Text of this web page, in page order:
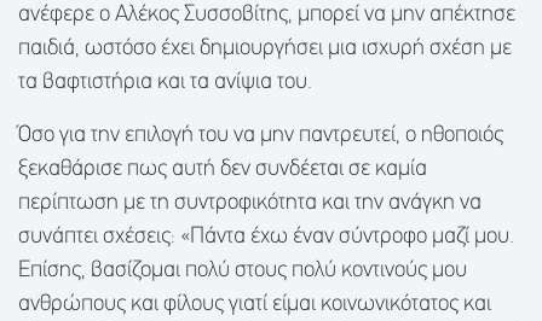
ανέφερε ο Αλέκος Συσσοβίτης, μπορεί να μην απέκτησε
παιδιά, ωστόσο έχει δημιουργήσει μια ισχυρή σχέση με
τα βαφτιστήρια και τα ανίψια του.
Όσο για την επιλογή του να μην παντρευτεί, ο ηθοποιός
ξεκαθάρισε πως αυτή δεν συνδέεται σε καμία
περίπτωση με τη συντροφικότητα και την ανάγκη να
συνάπτει σχέσεις: «Πάντα έχω έναν σύντροφο μαζί μου.
Επίσης, βασίζομαι πολύ στους πολύ κοντινούς μου
ανθρώπους και φίλους γιατί είμαι κοινωνικότατος και